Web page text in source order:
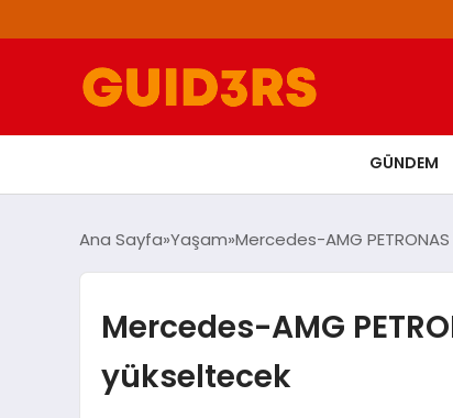
GÜNDEM
Ana Sayfa Yaşam Mercedes-AMG
Mercedes-AMG
yükseltecek